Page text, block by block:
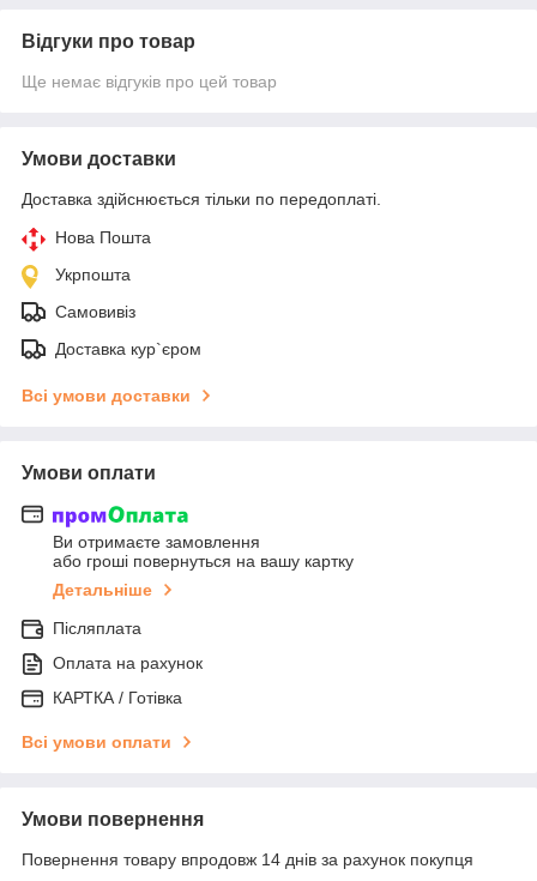
Відгуки про товар
Ще немає відгуків про цей товар
Умови доставки
Доставка здійснюється тільки по передоплаті.
Нова Пошта
Укрпошта
Самовивіз
Доставка кур`єром
Всі умови доставки
Умови оплати
Ви отримаєте замовлення
або гроші повернуться на вашу картку
Детальніше
Післяплата
Оплата на рахунок
КАРТКА / Готівка
Всі умови оплати
Умови повернення
Повернення товару впродовж 14 днів за рахунок покупця